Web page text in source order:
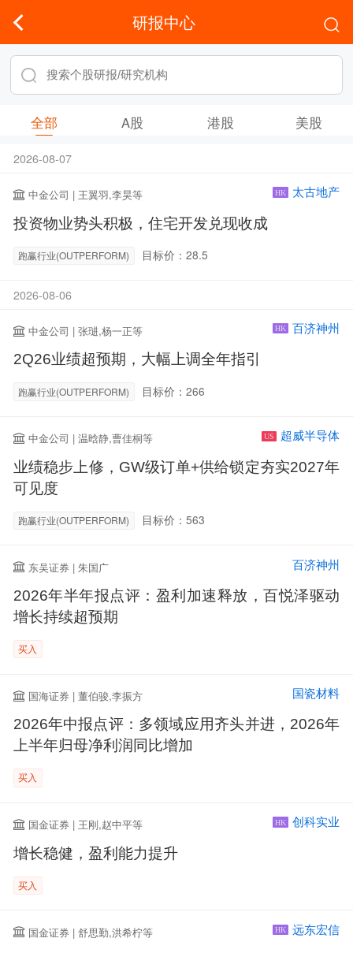
研报中心
全部 A股 港股 美股
2026-08-07
中金公司 | 王翼羽,李昊等 HK 太古地产
投资物业势头积极，住宅开发兑现收成
跑赢行业(OUTPERFORM) 目标价：28.5
2026-08-06
中金公司 | 张琎,杨一正等 HK 百济神州
2Q26业绩超预期，大幅上调全年指引
跑赢行业(OUTPERFORM) 目标价：266
中金公司 | 温晗静,曹佳桐等 US 超威半导体
业绩稳步上修，GW级订单+供给锁定夯实2027年
可见度
跑赢行业(OUTPERFORM) 目标价：563
东吴证券 | 朱国广 百济神州
2026年半年报点评：盈利加速释放，百悦泽驱动
增长持续超预期
买入
国海证券 | 董伯骏,李振方 国瓷材料
2026年中报点评：多领域应用齐头并进，2026年
上半年归母净利润同比增加
买入
国金证券 | 王刚,赵中平等 HK 创科实业
增长稳健，盈利能力提升
买入
国金证券 | 舒思勤,洪希柠等 HK 远东宏信